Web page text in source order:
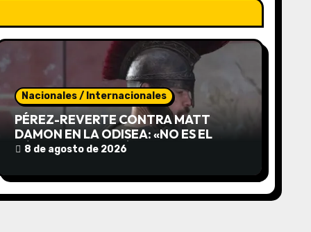
Nacionales / Internacionales
PÉREZ-REVERTE CONTRA MATT
DAMON EN LA ODISEA: «NO ES EL
HÉROE MEDITERRÁNEO QUE NOS
8 de agosto de 2026